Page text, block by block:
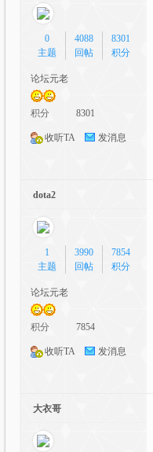
C
0
主题
4088
回帖
8301
积分
论坛元老
积分 8301
收听TA 发消息
dota2
1
主题
3990
回帖
7854
积分
论坛元老
积分 7854
收听TA 发消息
大衣哥